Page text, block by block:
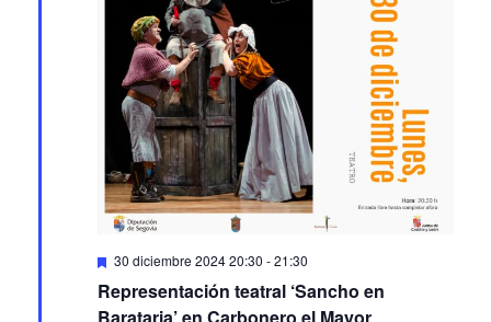
Featured
30 diciembre 2024 20:30 -21:30
Representación teatral ‘Sancho en
Barataria’ en Carbonero el Mayor